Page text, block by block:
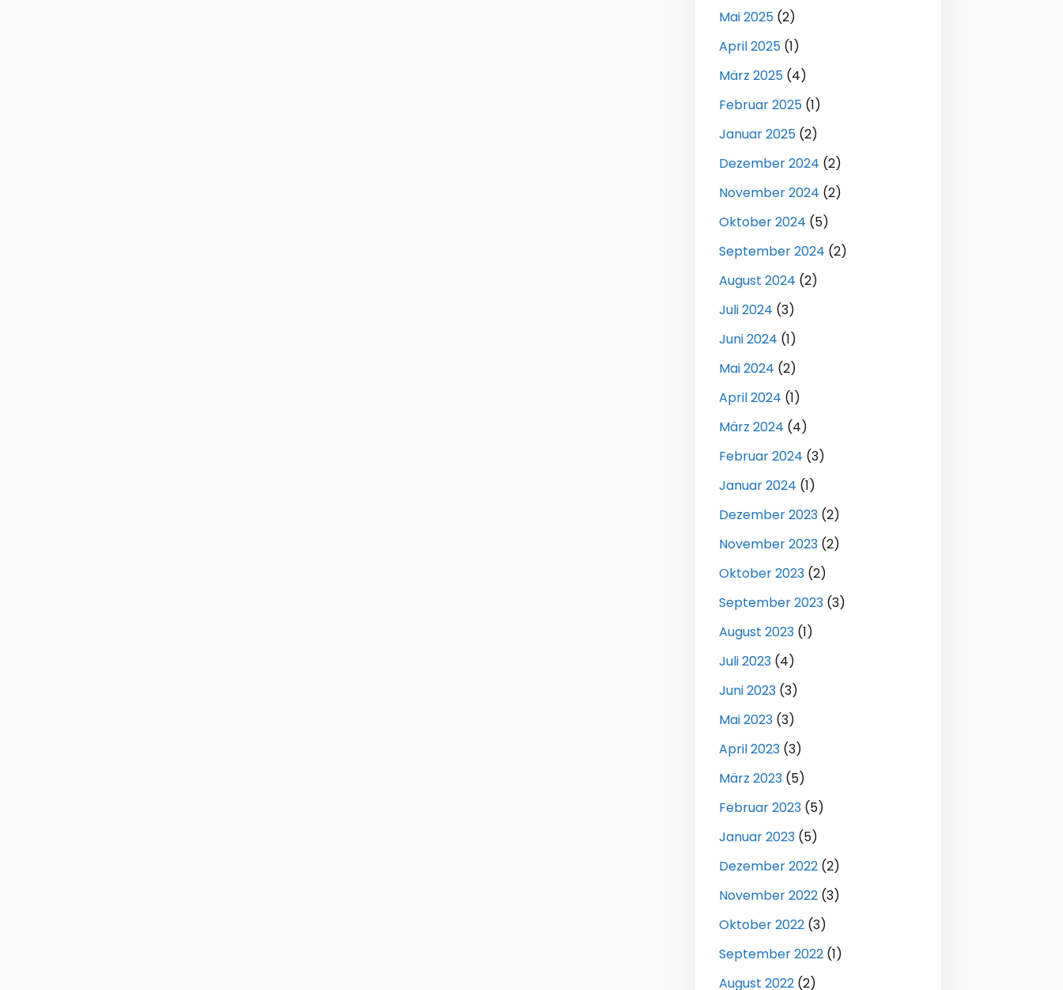
Mai 2025 (2)
April 2025 (1)
März 2025 (4)
Februar 2025 (1)
Januar 2025 (2)
Dezember 2024 (2)
November 2024 (2)
Oktober 2024 (5)
September 2024 (2)
August 2024 (2)
Juli 2024 (3)
Juni 2024 (1)
Mai 2024 (2)
April 2024 (1)
März 2024 (4)
Februar 2024 (3)
Januar 2024 (1)
Dezember 2023 (2)
November 2023 (2)
Oktober 2023 (2)
September 2023 (3)
August 2023 (1)
Juli 2023 (4)
Juni 2023 (3)
Mai 2023 (3)
April 2023 (3)
März 2023 (5)
Februar 2023 (5)
Januar 2023 (5)
Dezember 2022 (2)
November 2022 (3)
Oktober 2022 (3)
September 2022 (1)
August 2022 (2)